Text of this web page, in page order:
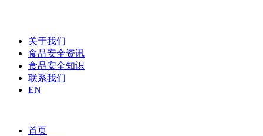
关于我们
食品安全资讯
食品安全知识
联系我们
EN
首页